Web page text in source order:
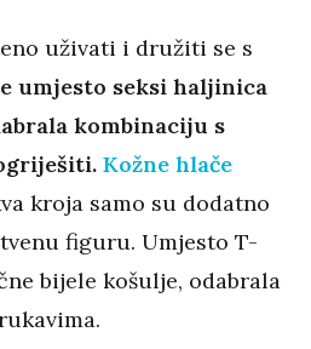
uživati i družiti se s
umjesto seksi haljinica
kombinaciju s
Kožne hlače
kroja samo su dodatno
figuru. Umjesto T-
bijele košulje, odabrala